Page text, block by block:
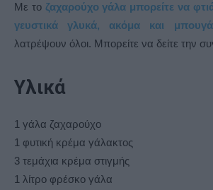
Με το ζαχαρούχο γάλα μπορείτε να
γευστικά γλυκά, ακόμα και
λατρέψουν όλοι. Μπορείτε να δείτε την
Υλικά
1 γάλα ζαχαρούχο
1 φυτική κρέμα γάλακτος
3 τεμάχια κρέμα στιγμής
1 λίτρο φρέσκο γάλα